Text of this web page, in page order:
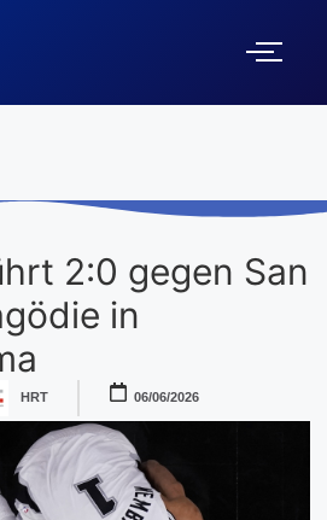
2:0 gegen San
in
HRT 06/06/2026